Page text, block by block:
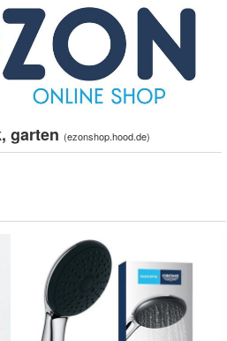
garten (ezonshop.hood.de)